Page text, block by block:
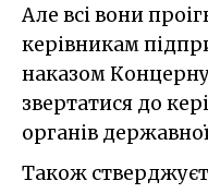
Але всі вони
керівникам
наказом
звертатися до
органів
Також